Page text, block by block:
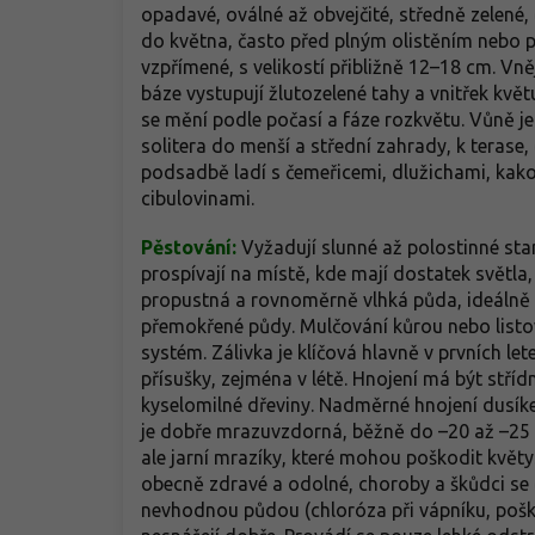
opadavé, oválné až obvejčité, středně
do května, často před plným olistěním nebo
vzpřímené, s velikostí přibližně 12–18 cm.
báze vystupují žlutozelené tahy a vnitřek
se mění podle počasí a fáze rozkvětu. Vůně
solitera do menší a střední zahrady, k
podsadbě ladí s čemeřicemi, dlužichami,
cibulovinami.
Pěstování: Vyžadují slunné až polostinné
prospívají na místě, kde mají dostatek
propustná a rovnoměrně vlhká půda, ideálně
přemokřené půdy. Mulčování kůrou nebo
systém. Zálivka je klíčová hlavně v prvních
přísušky, zejména v létě. Hnojení má být
kyselomilné dřeviny. Nadměrné hnojení
je dobře mrazuvzdorná, běžně do –20 až
ale jarní mrazíky, které mohou poškodit
obecně zdravé a odolné, choroby a škůdci
nevhodnou půdou (chloróza při vápníku,